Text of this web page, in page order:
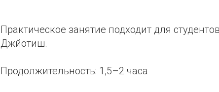
Практическое занятие подходит для
Джйотиш.
Продолжительность: 1,5–2 часа